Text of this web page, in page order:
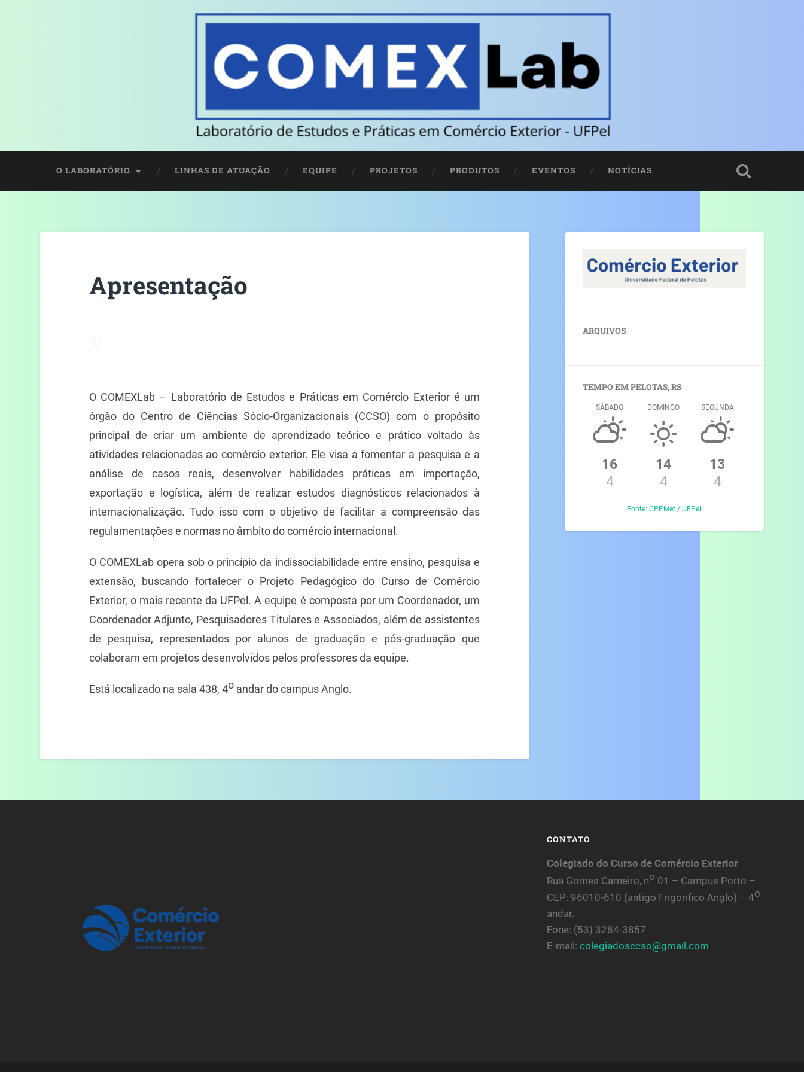
O LABORATÓRIO LINHAS DE ATUAÇÃO EQUIPE PROJETOS PRODUTOS EVENTOS NOTÍCIAS
Apresentação
O COMEXLab – Laboratório de Estudos e Práticas em Comércio Exterior é um
órgão do Centro de Ciências Sócio-Organizacionais (CCSO) com o propósito
principal de criar um ambiente de aprendizado teórico e prático voltado às
atividades relacionadas ao comércio exterior. Ele visa a fomentar a pesquisa e a
análise de casos reais, desenvolver habilidades práticas em importação,
exportação e logística, além de realizar estudos diagnósticos relacionados à
internacionalização. Tudo isso com o objetivo de facilitar a compreensão das
regulamentações e normas no âmbito do comércio internacional.
O COMEXLab opera sob o princípio da indissociabilidade entre ensino, pesquisa e
extensão, buscando fortalecer o Projeto Pedagógico do Curso de Comércio
Exterior, o mais recente da UFPel. A equipe é composta por um Coordenador, um
Coordenador Adjunto, Pesquisadores Titulares e Associados, além de assistentes
de pesquisa, representados por alunos de graduação e pós-graduação que
colaboram em projetos desenvolvidos pelos professores da equipe.
Está localizado na sala 438, 4oandar do campus Anglo.
ARQUIVOS
TEMPO EM PELOTAS, RS
SÁBADO
16
4
DOMINGO
14
4
SEGUNDA
13
4
Fonte: CPPMet / UFPel
CONTATO
Colegiado do Curso de Comércio Exterior
Rua Gomes Carneiro, no 01 – Campus Porto –
CEP: 96010-610 (antigo Frigorífico Anglo) – 4o
andar.
Fone: (53) 3284-3857
E-mail: colegiadosccso@gmail.com